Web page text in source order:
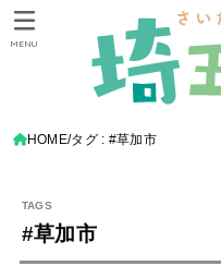
MENU
HOME タグ : #草加市
#草加市